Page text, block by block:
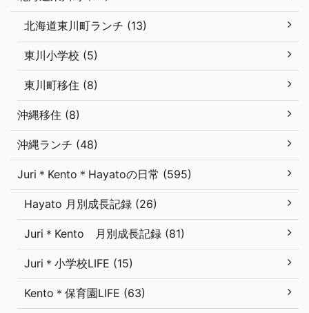
北海道東川町ランチ (13)
東川小学校 (5)
東川町移住 (8)
沖縄移住 (8)
沖縄ランチ (48)
Juri＊Kento＊Hayatoの日常 (595)
Hayato 月別成長記録 (26)
Juri＊Kento 月別成長記録 (81)
Juri＊小学校LIFE (15)
Kento＊保育園LIFE (63)